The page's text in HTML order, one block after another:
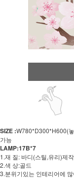
SIZE :W780*D300*H600(
가능
LAMP:17B*7
1.재 질: 바디(스틸,유리)제작
2.색 상:골드
3.분위기있는 인테리어에